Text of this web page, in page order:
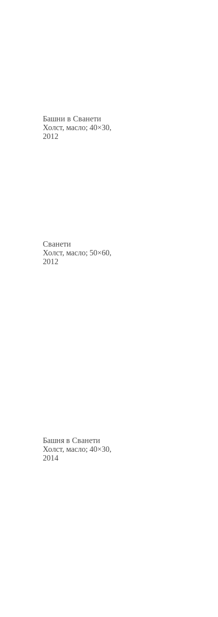
Башни в Сванети
Холст, масло; 40×30,
2012
Сванети
Холст, масло; 50×60,
2012
Башня в Сванети
Холст, масло; 40×30,
2014